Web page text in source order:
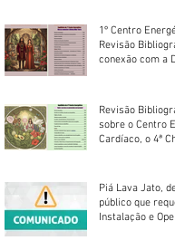
1º Centro
Revisão
conexão com a
Revisão
sobre o Centro
Cardíaco, o 4ª
Piá Lava Jato,
público que
Instalação e